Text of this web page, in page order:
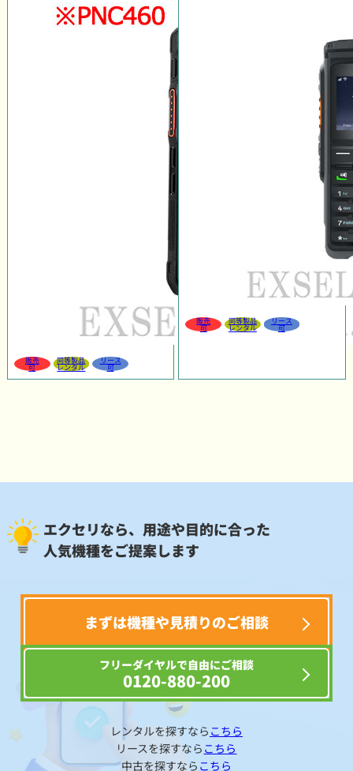
販売
可
同等製品
レンタル
リース
可
販売
可
同等製品
レンタル
リース
可
エクセリなら、用途や目的に合った
人気機種をご提案します
まずは機種や見積りのご相談
フリーダイヤルで自由にご相談
0120-880-200
レンタルを探すなら こちら
リースを探すなら こちら
中古を探すなら こちら